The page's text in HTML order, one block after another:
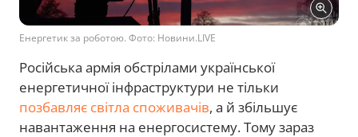
Енергетик за роботою. Фото: Новини.LIVE
Російська армія обстрілами української
енергетичної інфраструктури не тільки
позбавляє світла споживачів, а й збільшує
навантаження на енергосистему. Тому зараз